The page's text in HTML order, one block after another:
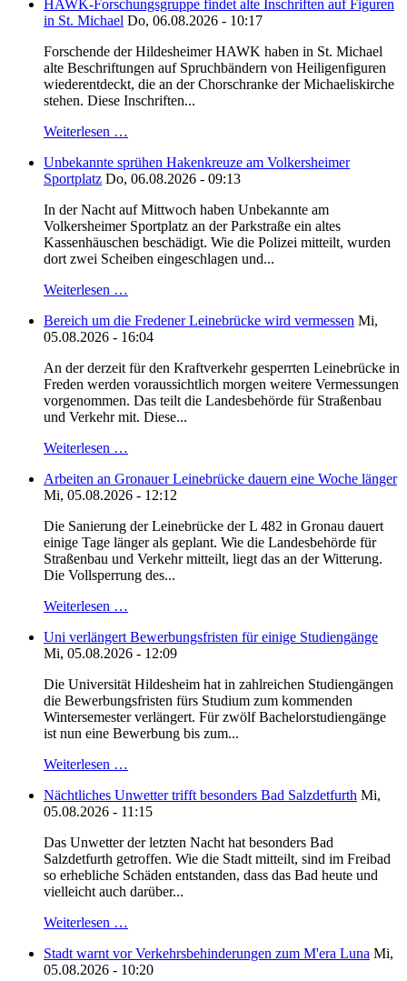
HAWK-Forschungsgruppe findet alte Inschriften auf Figuren
in St. Michael Do, 06.08.2026 - 10:17
Forschende der Hildesheimer HAWK haben in St. Michael
alte Beschriftungen auf Spruchbändern von Heiligenfiguren
wiederentdeckt, die an der Chorschranke der Michaeliskirche
stehen. Diese Inschriften...
Weiterlesen …
Unbekannte sprühen Hakenkreuze am Volkersheimer
Sportplatz Do, 06.08.2026 - 09:13
In der Nacht auf Mittwoch haben Unbekannte am
Volkersheimer Sportplatz an der Parkstraße ein altes
Kassenhäuschen beschädigt. Wie die Polizei mitteilt, wurden
dort zwei Scheiben eingeschlagen und...
Weiterlesen …
Bereich um die Fredener Leinebrücke wird vermessen Mi,
05.08.2026 - 16:04
An der derzeit für den Kraftverkehr gesperrten Leinebrücke in
Freden werden voraussichtlich morgen weitere Vermessungen
vorgenommen. Das teilt die Landesbehörde für Straßenbau
und Verkehr mit. Diese...
Weiterlesen …
Arbeiten an Gronauer Leinebrücke dauern eine Woche länger
Mi, 05.08.2026 - 12:12
Die Sanierung der Leinebrücke der L 482 in Gronau dauert
einige Tage länger als geplant. Wie die Landesbehörde für
Straßenbau und Verkehr mitteilt, liegt das an der Witterung.
Die Vollsperrung des...
Weiterlesen …
Uni verlängert Bewerbungsfristen für einige Studiengänge
Mi, 05.08.2026 - 12:09
Die Universität Hildesheim hat in zahlreichen Studiengängen
die Bewerbungsfristen fürs Studium zum kommenden
Wintersemester verlängert. Für zwölf Bachelorstudiengänge
ist nun eine Bewerbung bis zum...
Weiterlesen …
Nächtliches Unwetter trifft besonders Bad Salzdetfurth Mi,
05.08.2026 - 11:15
Das Unwetter der letzten Nacht hat besonders Bad
Salzdetfurth getroffen. Wie die Stadt mitteilt, sind im Freibad
so erhebliche Schäden entstanden, dass das Bad heute und
vielleicht auch darüber...
Weiterlesen …
Stadt warnt vor Verkehrsbehinderungen zum M'era Luna Mi,
05.08.2026 - 10:20